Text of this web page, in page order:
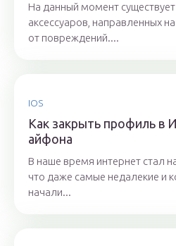
На данный момент
аксессуаров, направленных
от повреждений....
IOS
Как закрыть профиль в
айфона
В наше время интернет стал
что даже самые недалекие и
начали...